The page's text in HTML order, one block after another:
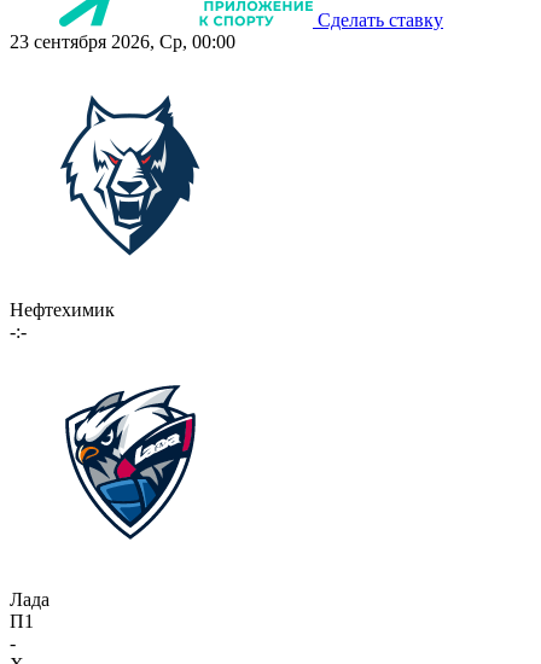
Сделать ставку
23 сентября 2026, Ср, 00:00
Нефтехимик
-:-
Лада
П1
-